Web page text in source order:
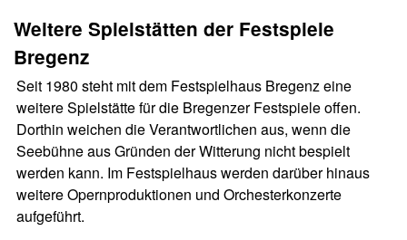
Weitere Spielstätten der Festspiele
Bregenz
Seit 1980 steht mit dem Festspielhaus Bregenz eine
weitere Spielstätte für die Bregenzer Festspiele offen.
Dorthin weichen die Verantwortlichen aus, wenn die
Seebühne aus Gründen der Witterung nicht bespielt
werden kann. Im Festspielhaus werden darüber hinaus
weitere Opernproduktionen und Orchesterkonzerte
aufgeführt.